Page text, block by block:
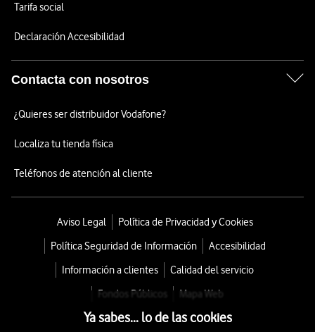
Tarifa social
Declaración Accesibilidad
Contacta con nosotros
¿Quieres ser distribuidor Vodafone?
Localiza tu tienda física
Teléfonos de atención al cliente
Aviso Legal
Política de Privacidad y Cookies
Política Seguridad de Información
Accesibilidad
Información a clientes
Calidad del servicio
Fondos Públicos
Mapa Web
Ya sabes... lo de las cookies